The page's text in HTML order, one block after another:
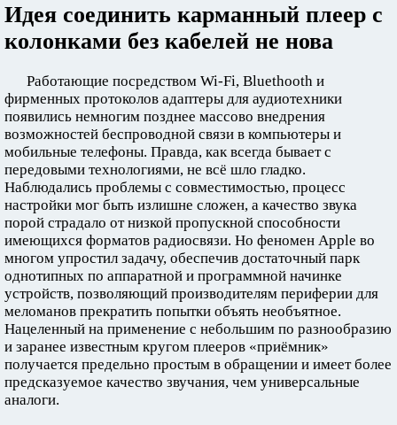
Идея соединить карманный плеер с
колонками без кабелей не нова
Работающие посредством Wi-Fi, Bluethooth и
фирменных протоколов адаптеры для аудиотехники
появились немногим позднее массово внедрения
возможностей беспроводной связи в компьютеры и
мобильные телефоны. Правда, как всегда бывает с
передовыми технологиями, не всё шло гладко.
Наблюдались проблемы с совместимостью, процесс
настройки мог быть излишне сложен, а качество звука
порой страдало от низкой пропускной способности
имеющихся форматов радиосвязи. Но феномен Apple во
многом упростил задачу, обеспечив достаточный парк
однотипных по аппаратной и программной начинке
устройств, позволяющий производителям периферии для
меломанов прекратить попытки объять необъятное.
Нацеленный на применение с небольшим по разнообразию
и заранее известным кругом плееров «приёмник»
получается предельно простым в обращении и имеет более
предсказуемое качество звучания, чем универсальные
аналоги.